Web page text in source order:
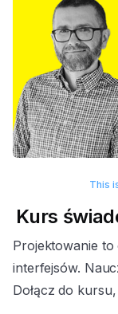
Kurs
Projektowanie
interfejsów.
Dołącz do
This